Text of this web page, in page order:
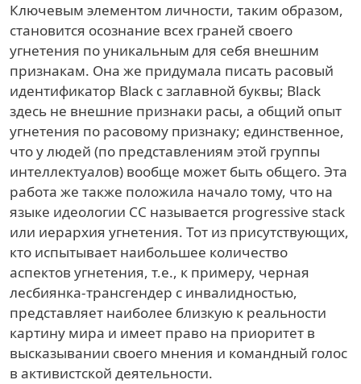
Ключевым элементом личности, таким образом,
становится осознание всех граней своего
угнетения по уникальным для себя внешним
признакам. Она же придумала писать расовый
идентификатор Black с заглавной буквы; Black
здесь не внешние признаки расы, а общий опыт
угнетения по расовому признаку; единственное,
что у людей (по представлениям этой группы
интеллектуалов) вообще может быть общего. Эта
работа же также положила начало тому, что на
языке идеологии СС называется progressive stack
или иерархия угнетения. Тот из присутствующих,
кто испытывает наибольшее количество
аспектов угнетения, т.е., к примеру, черная
лесбиянка-трансгендер с инвалидностью,
представляет наиболее близкую к реальности
картину мира и имеет право на приоритет в
высказывании своего мнения и командный голос
в активистской деятельности.